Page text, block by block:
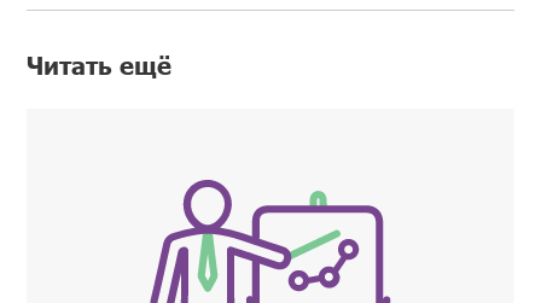
Читать ещё